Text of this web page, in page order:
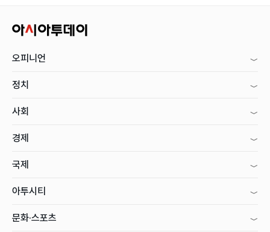
오피니언
정치
사회
경제
국제
아투시티
문화·스포츠